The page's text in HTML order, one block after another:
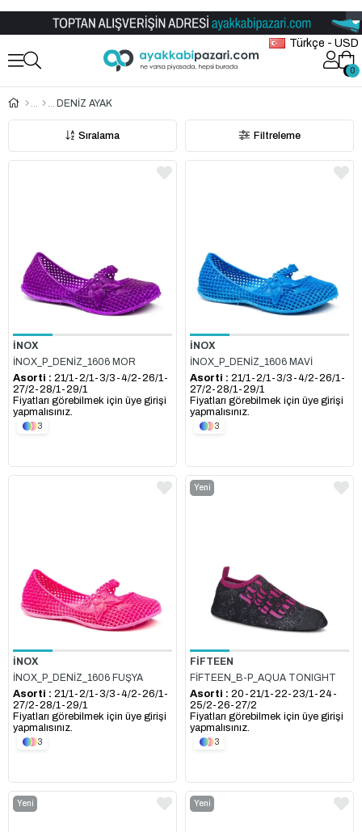
Türkçe - USD
00
DENİZ AYAK
Filtreleme
Sıralama
İNOX
İNOX_P_DENİZ_1606 MOR
Asorti : 21/1-2/1-3/3-4/2-26/1-
27/2-28/1-29/1
Fiyatları görebilmek için üye girişi
yapmalısınız.
3
İNOX
İNOX_P_DENİZ_1606 MAVİ
Asorti : 21/1-2/1-3/3-4/2-26/1-
27/2-28/1-29/1
Fiyatları görebilmek için üye girişi
yapmalısınız.
3
İNOX
İNOX_P_DENİZ_1606 FUŞYA
Asorti : 21/1-2/1-3/3-4/2-26/1-
27/2-28/1-29/1
Fiyatları görebilmek için üye girişi
yapmalısınız.
3
FİFTEEN
FİFTEEN_B-P_AQUA TONIGHT
Asorti : 20-21/1-22-23/1-24-
25/2-26-27/2
Fiyatları görebilmek için üye girişi
yapmalısınız.
Yeni
3
Yeni
Yeni